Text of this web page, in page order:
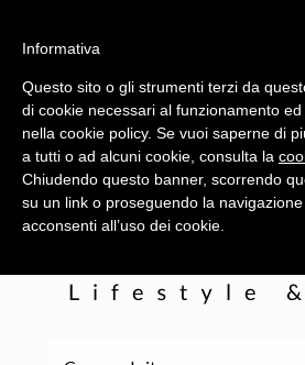
Informativa
Questo sito o gli strumenti terzi da
di cookie necessari al funzionamento
nella cookie policy. Se vuoi saperne di
a tutti o ad alcuni cookie, consulta la
Chiudendo questo banner, scorrendo
su un link o proseguendo la navigazione
acconsenti all’uso dei cookie.